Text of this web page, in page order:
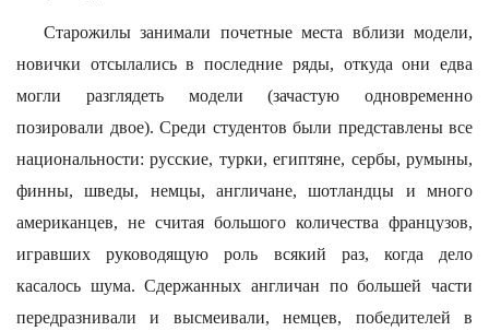
Старожилы занимали почетные места вблизи модели,
новички отсылались в последние ряды, откуда они едва
могли разглядеть модели (зачастую одновременно
позировали двое). Среди студентов были представлены все
национальности: русские, турки, египтяне, сербы, румыны,
финны, шведы, немцы, англичане, шотландцы и много
американцев, не считая большого количества французов,
игравших руководящую роль всякий раз, когда дело
касалось шума. Сдержанных англичан по большей части
передразнивали и высмеивали, немцев, победителей в